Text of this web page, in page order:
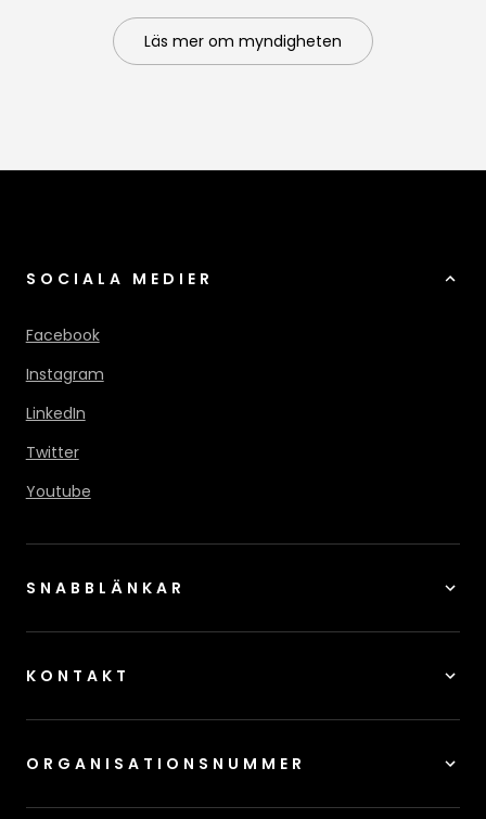
Läs mer om myndigheten
SOCIALA MEDIER
Facebook
Instagram
LinkedIn
Twitter
Youtube
SNABBLÄNKAR
KONTAKT
ORGANISATIONSNUMMER